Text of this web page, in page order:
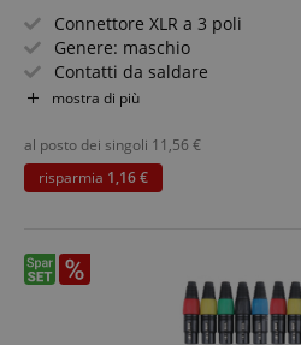
Connettore XLR a 3 poli
Genere: maschio
Contatti da saldare
Dimensioni pannello frontale:
Per mixer, diffusori, stagebox
4 pezzi in set risparmio
mostra di più
al posto dei singoli 11,56 €
risparmia 1,16 €
FPGSID
Fornitore
/
Fornitore /
Dominio
session-id-time
/
Dominio